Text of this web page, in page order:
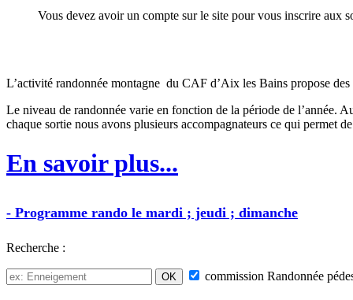
Vous devez avoir un compte sur le site pour vous inscrire aux
L’activité randonnée montagne du CAF d’Aix les Bains propose
Le niveau de randonnée varie en fonction de la période de l’année.
chaque sortie nous avons plusieurs accompagnateurs ce qui permet
En savoir plus...
- Programme rando le mardi ; jeudi ; dimanche
Recherche :
commission Randonnée